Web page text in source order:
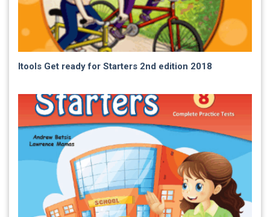
Itools Get ready for Starters 2nd edition 2018